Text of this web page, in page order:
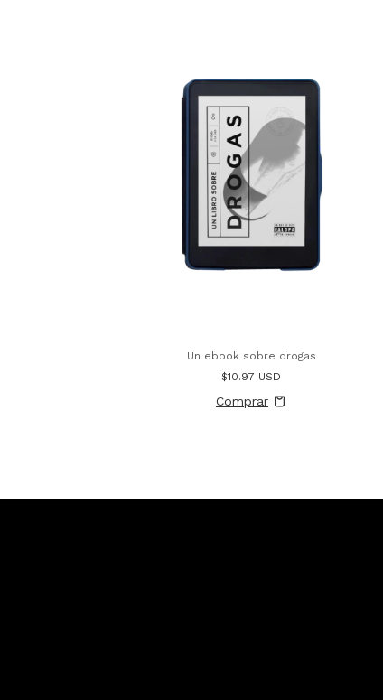
Un ebook sobre drogas
$10.97 USD